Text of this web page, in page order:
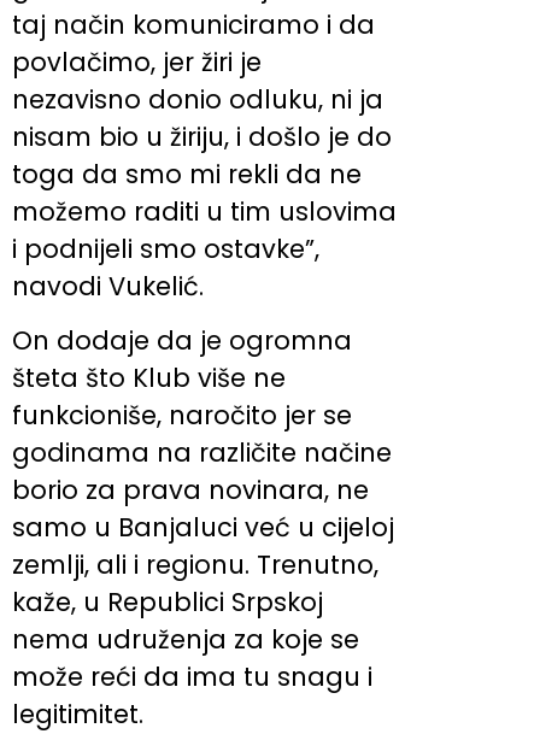
taj način komuniciramo i da
povlačimo, jer žiri je
nezavisno donio odluku, ni ja
nisam bio u žiriju, i došlo je do
toga da smo mi rekli da ne
možemo raditi u tim uslovima
i podnijeli smo ostavke”,
navodi Vukelić.
On dodaje da je ogromna
šteta što Klub više ne
funkcioniše, naročito jer se
godinama na različite načine
borio za prava novinara, ne
samo u Banjaluci već u cijeloj
zemlji, ali i regionu. Trenutno,
kaže, u Republici Srpskoj
nema udruženja za koje se
može reći da ima tu snagu i
legitimitet.